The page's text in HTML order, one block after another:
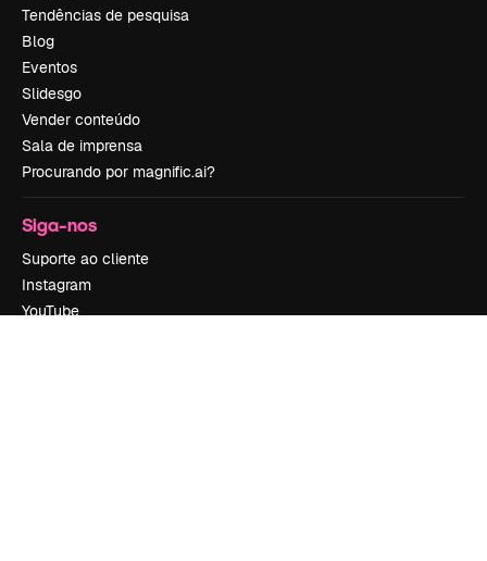
Tendências de pesquisa
Blog
Eventos
Slidesgo
Vender conteúdo
Sala de imprensa
Procurando por magnific.ai?
Siga-nos
Suporte ao cliente
Instagram
YouTube